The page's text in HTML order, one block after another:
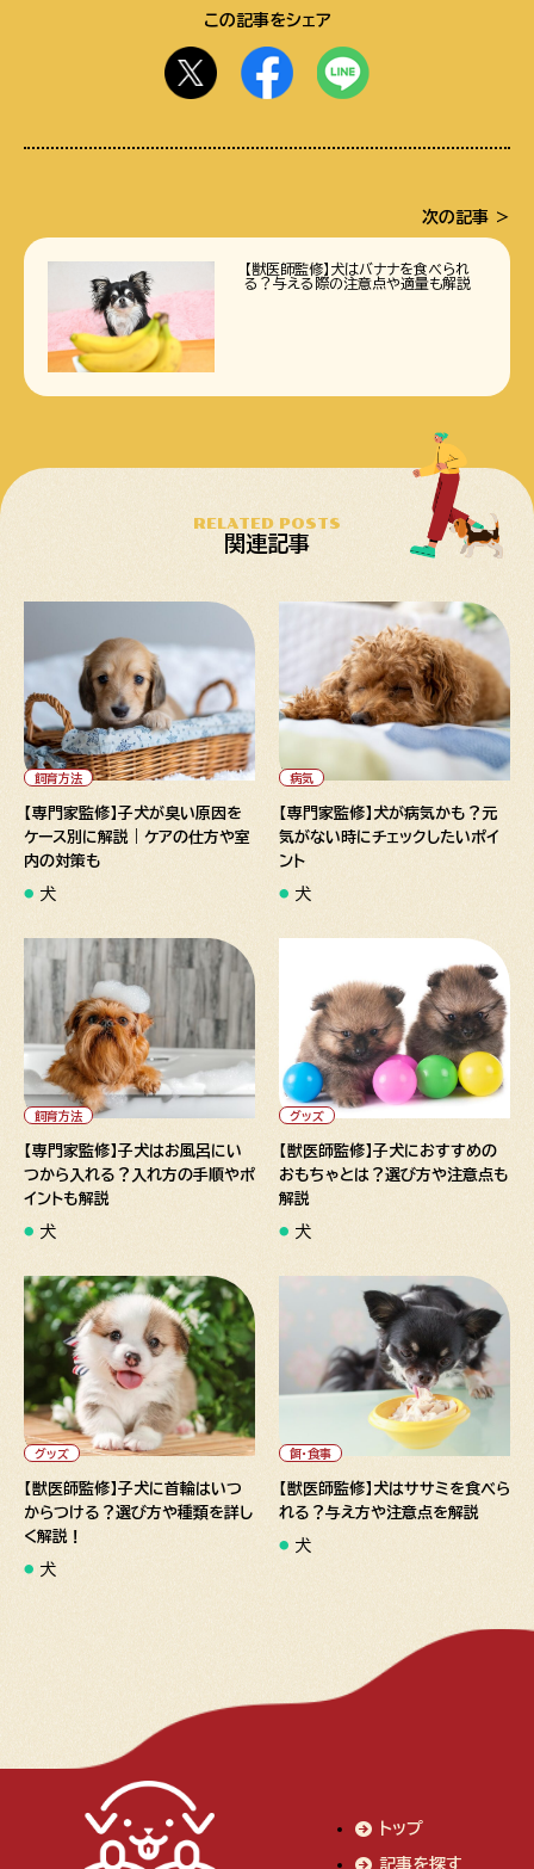
この記事をシェア
次の記事
【獣医師監修】犬はバナナを食べられ
る？与える際の注意点や適量も解説
RELATED POSTS
関連記事
" alt="【専門家監修】子犬が臭
い原因をケース別に解説｜ケア
の仕方や室内の対策も">
飼育方法
【専門家監修】子犬が臭い原因を
ケース別に解説｜ケアの仕方や室
内の対策も
犬
" alt="【専門家監修】犬が病気
かも？元気がない時にチェック
したいポイント">
病気
【専門家監修】犬が病気かも？元
気がない時にチェックしたいポイ
ント
犬
" alt="【専門家監修】子犬はお
風呂にいつから入れる？入れ方
の手順やポイントも解説">
飼育方法
【専門家監修】子犬はお風呂にい
つから入れる？入れ方の手順やポ
イントも解説
犬
" alt="【獣医師監修】子犬にお
すすめのおもちゃとは？選び方
や注意点も解説">
グッズ
【獣医師監修】子犬におすすめの
おもちゃとは？選び方や注意点も
解説
犬
" alt="【獣医師監修】子犬に首
輪はいつからつける？選び方や
種類を詳しく解説！">
グッズ
【獣医師監修】子犬に首輪はいつ
からつける？選び方や種類を詳し
く解説！
犬
" alt="【獣医師監修】犬はササ
ミを食べられる？与え方や注意
点を解説">
餌・食事
【獣医師監修】犬はササミを食べら
れる？与え方や注意点を解説
犬
トップ
記事を探す